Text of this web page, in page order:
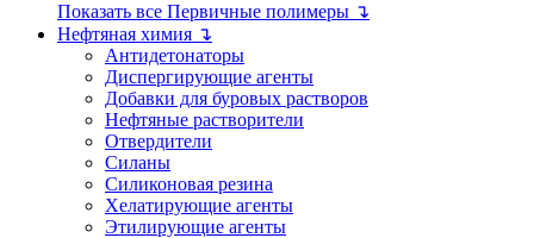
Показать все Первичные полимеры ↴
Нефтяная химия ↴
Антидетонаторы
Диспергирующие агенты
Добавки для буровых растворов
Нефтяные растворители
Отвердители
Силаны
Силиконовая резина
Хелатирующие агенты
Этилирующие агенты